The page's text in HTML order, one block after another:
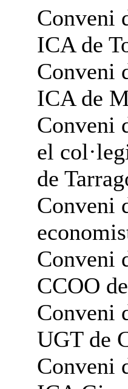
Conveni
ICA de
Conveni
ICA de
Conveni
el
de
Conveni
Conveni
CCOO
Conveni
UGT de
Conveni